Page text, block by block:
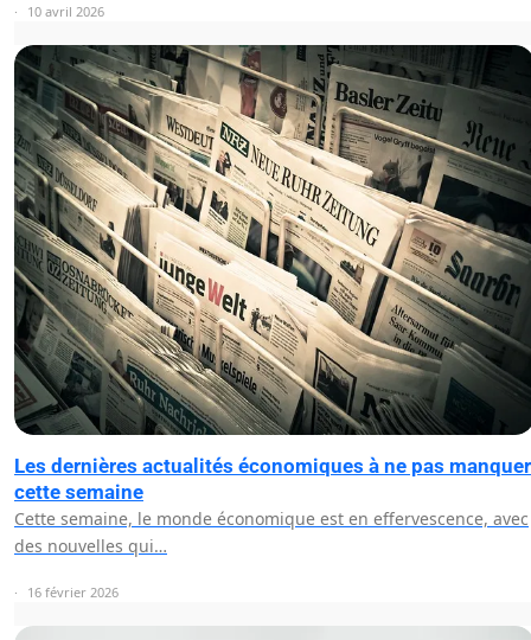
10 avril 2026
Les dernières actualités économiques à ne pas manquer
cette semaine
Cette semaine, le monde économique est en effervescence, avec
des nouvelles qui…
16 février 2026